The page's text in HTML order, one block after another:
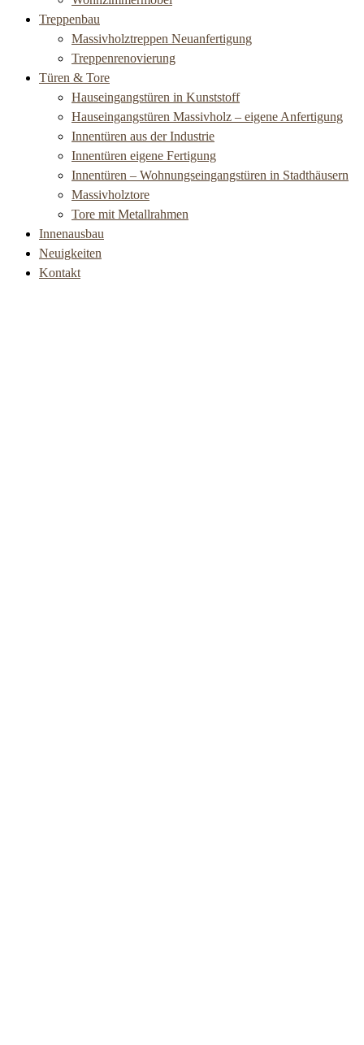
Treppenbau
Massivholztreppen Neuanfertigung
Treppenrenovierung
Türen & Tore
Hauseingangstüren in Kunststoff
Hauseingangstüren Massivholz – eigene Anfertigung
Innentüren aus der Industrie
Innentüren eigene Fertigung
Innentüren – Wohnungseingangstüren in Stadthäusern
Massivholztore
Tore mit Metallrahmen
Innenausbau
Neuigkeiten
Kontakt